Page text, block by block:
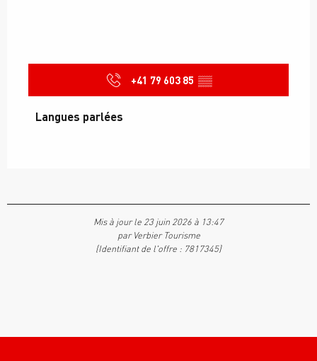
+41 79 603 85 ▒▒
Langues parlées
Langues parlées
Mis à jour le 23 juin 2026 à 13:47
par Verbier Tourisme
(Identifiant de l'offre : 7817345)